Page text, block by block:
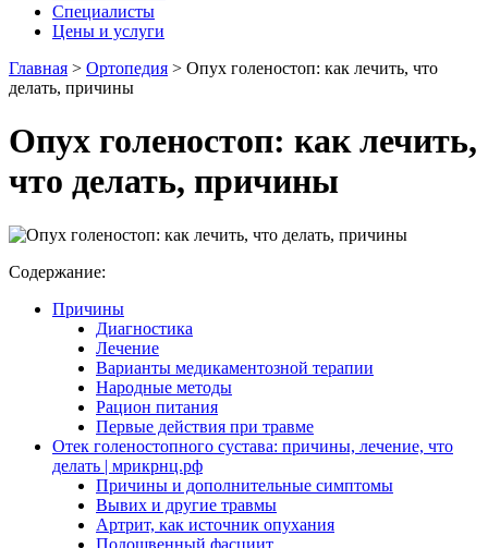
Специалисты
Цены и услуги
Главная > Ортопедия > Опух голеностоп: как лечить, что
делать, причины
Опух голеностоп: как лечить,
что делать, причины
Содержание:
Причины
Диагностика
Лечение
Варианты медикаментозной терапии
Народные методы
Рацион питания
Первые действия при травме
Отек голеностопного сустава: причины, лечение, что
делать | мрикрнц.рф
Причины и дополнительные симптомы
Вывих и другие травмы
Артрит, как источник опухания
Подошвенный фасциит